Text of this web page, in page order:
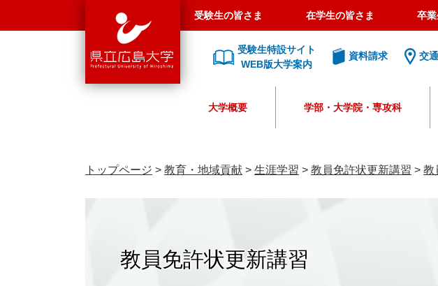
島
大
受験生の皆さま 在学生の皆さま 卒
受験生特設サイト
WEB版大学案内
資料請求 交
大学概要 学部・大学院・専攻科
トップページ > 教育・地域貢献 > 生涯学習 > 教員免許状更新講習 > 教
教員免許状更新講習